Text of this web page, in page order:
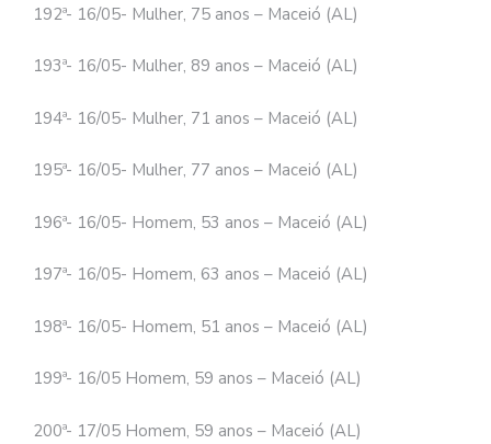
192ª- 16/05- Mulher, 75 anos – Maceió (AL)
193ª- 16/05- Mulher, 89 anos – Maceió (AL)
194ª- 16/05- Mulher, 71 anos – Maceió (AL)
195ª- 16/05- Mulher, 77 anos – Maceió (AL)
196ª- 16/05- Homem, 53 anos – Maceió (AL)
197ª- 16/05- Homem, 63 anos – Maceió (AL)
198ª- 16/05- Homem, 51 anos – Maceió (AL)
199ª- 16/05 Homem, 59 anos – Maceió (AL)
200ª- 17/05 Homem, 59 anos – Maceió (AL)